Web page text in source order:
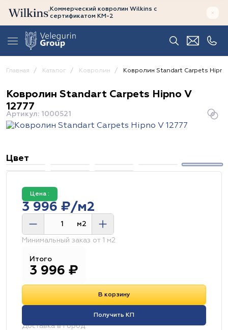
Коммерческий ковролин Wilkins с
сертификатом КМ-2
Главная Каталог Ковролин Ковролин Standart Carpets Hipno
Ковролин Standart Carpets Hipno V
12777
Артикул: 1000521
Цвет
Цена :
3 996 ₽/м2
м2
Минимальный заказ от 1 м2
Итого
3 996 ₽
В корзину
Получить КП
Доставка в город: